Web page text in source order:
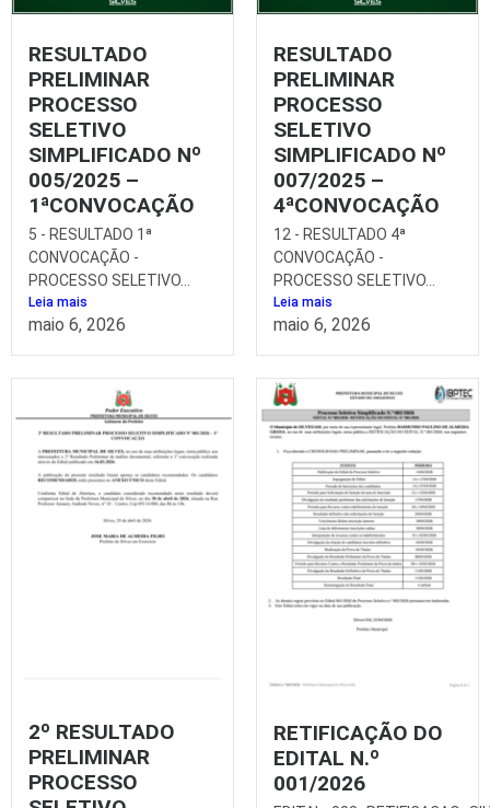
RESULTADO
PRELIMINAR
PROCESSO
SELETIVO
SIMPLIFICADO Nº
005/2025 –
1ªCONVOCAÇÃO
5 - RESULTADO 1ª
CONVOCAÇÃO -
PROCESSO SELETIVO...
Leia mais
maio 6, 2026
RESULTADO
PRELIMINAR
PROCESSO
SELETIVO
SIMPLIFICADO Nº
007/2025 –
4ªCONVOCAÇÃO
12 - RESULTADO 4ª
CONVOCAÇÃO -
PROCESSO SELETIVO...
Leia mais
maio 6, 2026
2º RESULTADO
PRELIMINAR
PROCESSO
RETIFICAÇÃO DO
EDITAL N.º
001/2026